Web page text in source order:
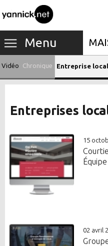
Menu
Vidéo Chronique Entreprise
Entreprises
15
02 avril